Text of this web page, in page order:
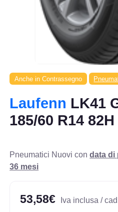
Anche in Contrassegno
Laufenn LK41
185/60 R14 82H
Pneumatici Nuovi condata di
36 mesi
53,58€ Iva inclusa /